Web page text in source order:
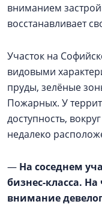
вниманием
восстанавливает
Участок на
видовыми
пруды, зелёные
Пожарных. У
доступность,
недалеко
— На соседнем
бизнес-класса.
внимание